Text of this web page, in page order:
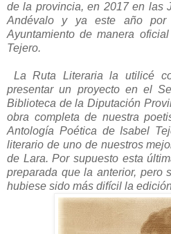
de la provincia, en 2017 en las
Andévalo y ya este año
Ayuntamiento de manera
Tejero.
La Ruta Literaria la utilicé
presentar un proyecto en el
Biblioteca de la Diputación
obra completa de nuestra
Antología Poética de Isabel
literario de uno de nuestros
de Lara. Por supuesto esta
preparada que la anterior, pero
hubiese sido más difícil la